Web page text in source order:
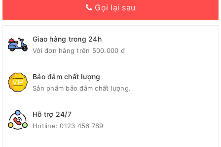
Gọi lại sau
Giao hàng trong 24h
Với đơn hàng trên 500.000 đ
Bảo đảm chất lượng
Sản phẩm bảo đảm chất lượng.
Hỗ trợ 24/7
Hotline:0123 456 789